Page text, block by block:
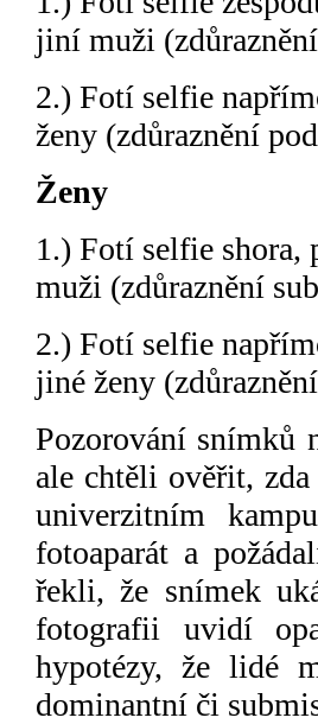
jiní muži
2.) Fotí selfie
ženy (zdůraznění
Ženy
1.) Fotí selfie shora,
muži (zdůraznění
2.) Fotí selfie
jiné ženy
Pozorování snímků
ale chtěli ověřit,
univerzitním
fotoaparát a
řekli, že snímek
fotografii uvidí
hypotézy, že lidé
dominantní či